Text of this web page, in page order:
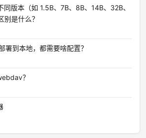
版本（如 1.5B、7B、8B、14B、32B、
是什么？
到本地，都需要啥配置？
？